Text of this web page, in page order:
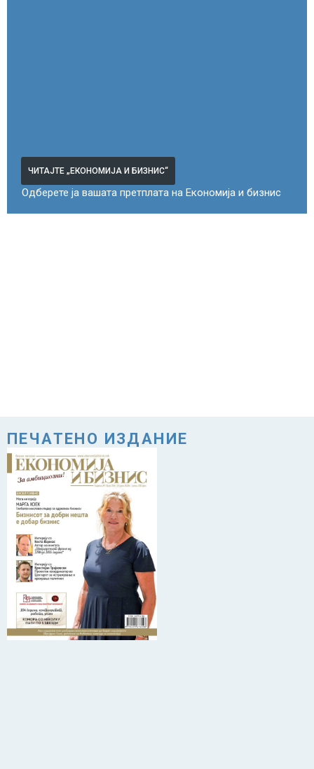
ЧИТАЈТЕ „ЕКОНОМИЈА И БИЗНИС“
Одберете ја вашата претплата на Економија и бизнис
ПЕЧАТЕНО ИЗДАНИЕ